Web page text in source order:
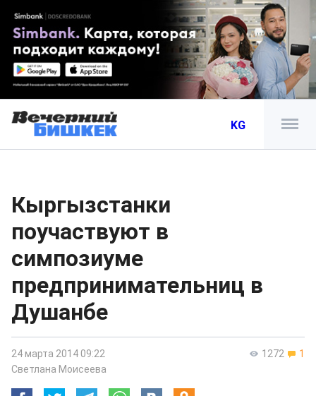
KG
Кыргызстанки
поучаствуют в
симпозиуме
предпринимательниц в
Душанбе
1272 1
24 марта 2014 09:22
Светлана Моисеева